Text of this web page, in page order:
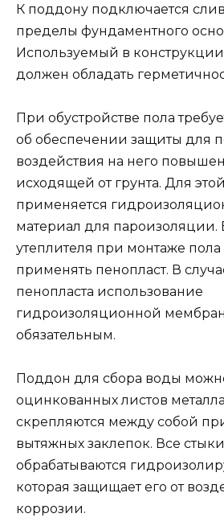
К поддону подключается
пределы фундаментного
Используемый в
должен обладать
При обустройстве пола
об обеспечении защиты для
воздействия на него
исходящей от грунта. Для
применяется
материал для пароизоляции.
утеплителя при монтаже
применять пенопласт. В
пенопласта использование
гидроизоляционной
обязательным.
Поддон для сбора воды
оцинкованных листов
скрепляются между собой
вытяжных заклепок. Все
обрабатываются
которая защищает его от
коррозии.